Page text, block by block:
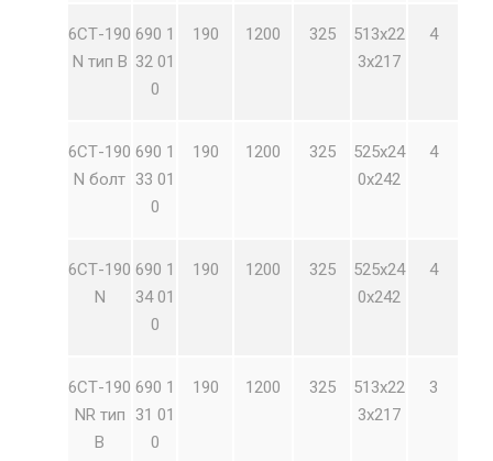
6СТ-190
N тип В
690 1
32 01
0
190 1200 325
513х22
3х217
4
6СТ-190
N болт
690 1
33 01
0
190 1200 325
525х24
0х242
4
6СТ-190
N
690 1
34 01
0
190 1200 325
525х24
0х242
4
6СТ-190
NR тип
В
690 1
31 01
0
190 1200 325
513х22
3х217
3